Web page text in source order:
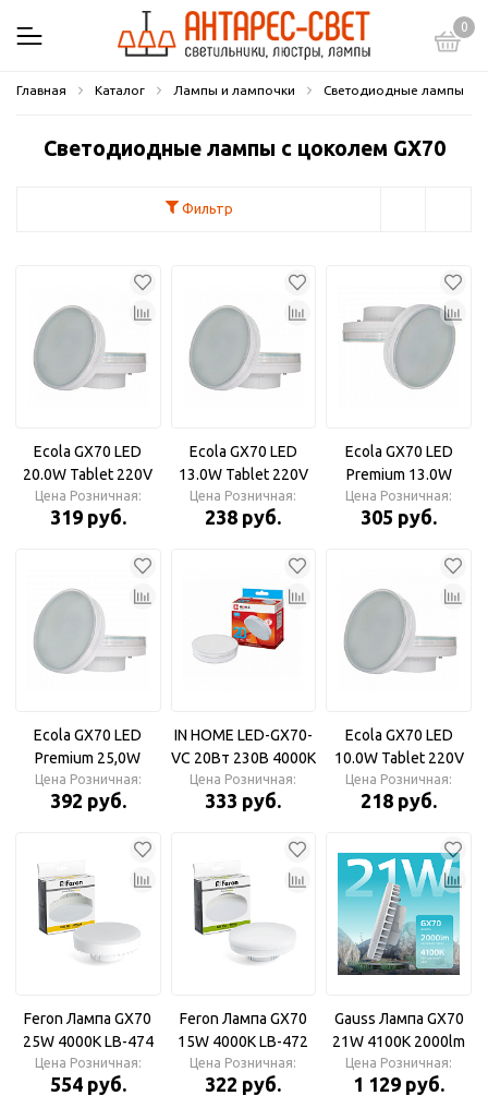
0
Главная Каталог Лампы и лампочки Светодиодные лампы
Светодиодные лампы с цоколем GX70
Фильтр
Ecola GX70 LED
20.0W Tablet 220V
4200K Лампа
светодиодная с
Цена Розничная:
319 руб.
Ecola GX70 LED
13.0W Tablet 220V
4200K Лампа
светодиодная с
Цена Розничная:
238 руб.
Ecola GX70 LED
Premium 13.0W
Tablet 220V 4200K
Лампа
матовым стеклом
Цена Розничная:
305 руб.
Ecola GX70 LED
Premium 25,0W
Tablet 220V 4200K
Лампа
Цена Розничная:
392 руб.
IN HOME LED-GX70-
VC 20Вт 230В 4000К
1600Лм IN HOME
Лампа
Цена Розничная:
333 руб.
Ecola GX70 LED
10.0W Tablet 220V
4200K Лампа
светодиодная с
Цена Розничная:
218 руб.
Feron Лампа GX70
25W 4000K LB-474
Лампа
светодиодная
Цена Розничная:
554 руб.
Feron Лампа GX70
15W 4000K LB-472
Лампа
светодиодная
Цена Розничная:
322 руб.
Gauss Лампа GX70
21W 4100K 2000lm
Лампа
светодиодная
Цена Розничная:
1 129 руб.